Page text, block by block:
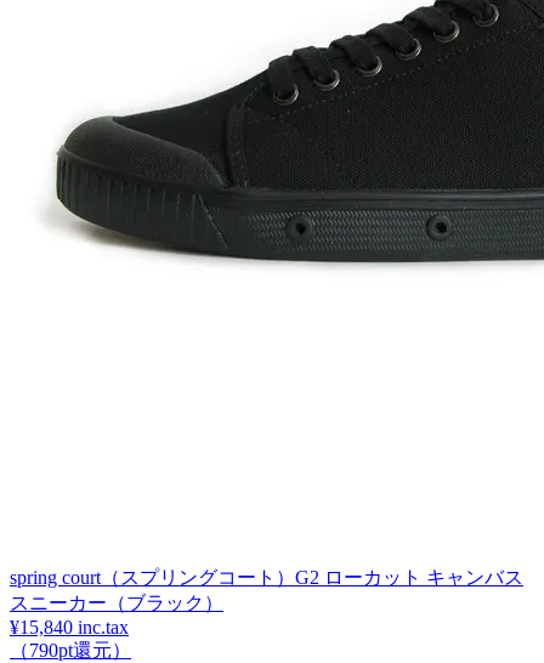
spring court（スプリングコート）G2 ローカット キャンバス
スニーカー（ブラック）
¥15,840 inc.tax
（790pt還元）